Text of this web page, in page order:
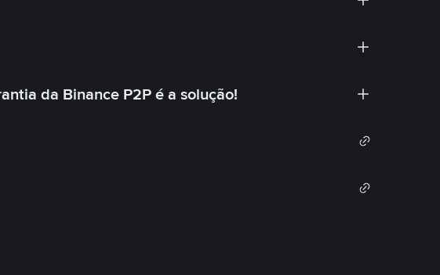
da Binance P2P é a solução!